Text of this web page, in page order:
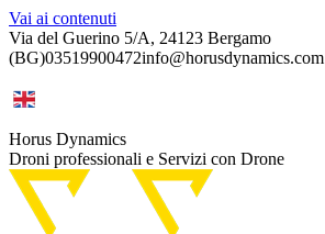
Vai ai contenuti
Via del Guerino 5/A, 24123 Bergamo
(BG)03519900472info@horusdynamics.com
Horus Dynamics
Droni professionali e Servizi con Drone